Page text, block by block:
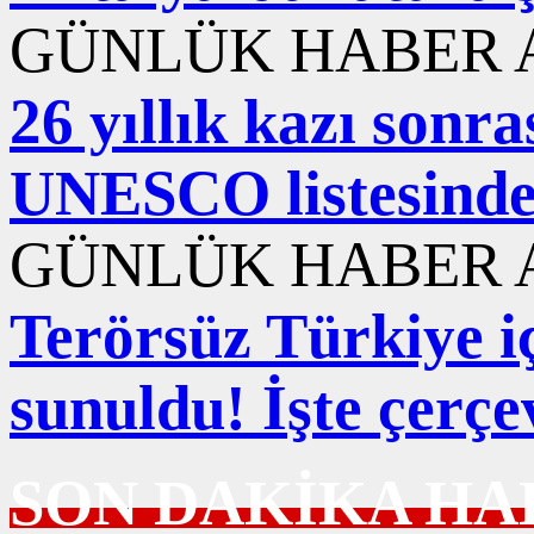
GÜNLÜK HABER
26 yıllık kazı
UNESCO
GÜNLÜK HABER
Terörsüz Türkiye
sunuldu! İşte
SON DAKİKA